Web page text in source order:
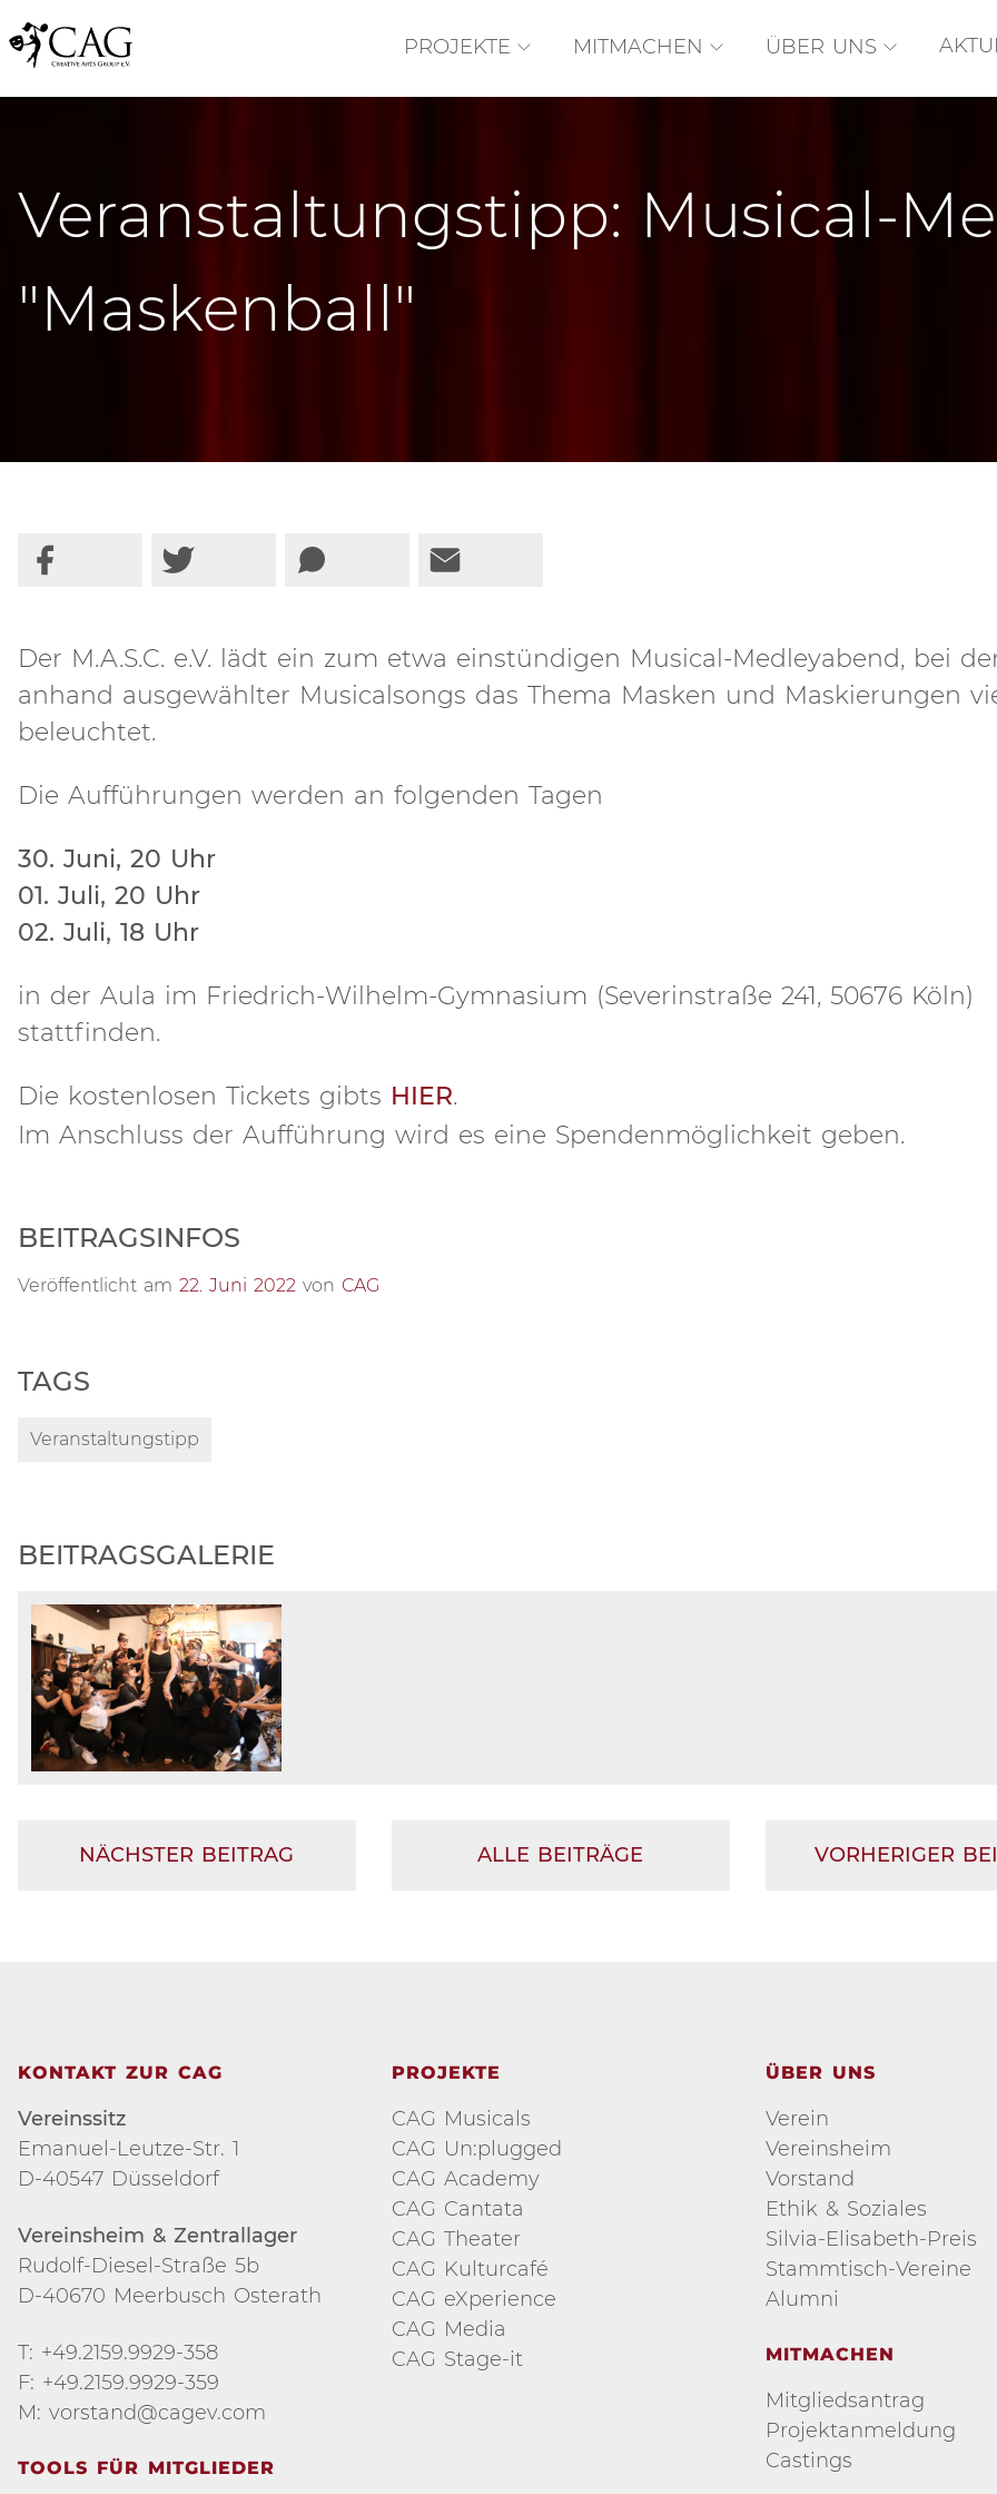
PROJEKTE MITMACHEN ÜBER UNS
Veranstaltungstipp: Musical-
"Maskenball"
Der M.A.S.C. e.V. lädt ein zum etwa einstündigen Musical-Medleyabend, bei
anhand ausgewählter Musicalsongs das Thema Masken und Maskierungen
beleuchtet.
Die Aufführungen werden an folgenden Tagen
30. Juni, 20 Uhr
01. Juli, 20 Uhr
02. Juli, 18 Uhr
in der Aula im Friedrich-Wilhelm-Gymnasium (Severinstraße 241, 50676 Köln)
stattfinden.
Die kostenlosen Tickets gibts HIER.
Im Anschluss der Aufführung wird es eine Spendenmöglichkeit geben.
BEITRAGSINFOS
Veröffentlicht am 22. Juni 2022 von CAG
TAGS
Veranstaltungstipp
BEITRAGSGALERIE
NÄCHSTER BEITRAG ALLE BEITRÄGE VORHERIGER
KONTAKT ZUR CAG
Vereinssitz
Emanuel-Leutze-Str. 1
D-40547 Düsseldorf
Vereinsheim & Zentrallager
Rudolf-Diesel-Straße 5b
D-40670 Meerbusch Osterath
T: +49.2159.9929-358
F: +49.2159.9929-359
M: vorstand@cagev.com
TOOLS FÜR MITGLIEDER
PROJEKTE
CAG Musicals
CAG Un:plugged
CAG Academy
CAG Cantata
CAG Theater
CAG Kulturcafé
CAG eXperience
CAG Media
CAG Stage-it
ÜBER UNS
Verein
Vereinsheim
Vorstand
Ethik & Soziales
Silvia-Elisabeth-Preis
Stammtisch-Vereine
Alumni
MITMACHEN
Mitgliedsantrag
Projektanmeldung
Castings